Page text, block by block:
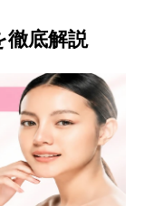
徹底解説
English